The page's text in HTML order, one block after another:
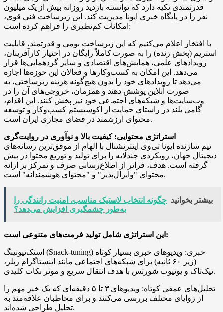
قدرتمندی تکیه دارد که توانسته بازدید روزانه بیش از یک میلیون
نفر را در پایگاه خبری ایونا مدیریت کند. این زیرساخت فنی قوی،
امکانات کم‌نظیری را فراهم کرده است:
با افتخار اعلام می‌کنیم که این زیرساخت بومی و قدرتمند، قابلیت
استریم (پخش زنده) را به صورت کاملاً رایگان در اختیار کارآفرینان،
رویدادهای علمی، همایش‌های اقتصادی و سایر گردهمایی‌ها قرار
می‌دهد. این امکان به کسب‌وکارها و فعالان این حوزه‌ها اجازه
می‌دهد تا رویدادهای خود را بدون هیچ‌گونه هزینه زیرساختی، به
صورت آنلاین پوشش دهند و همزمان، خروجی‌های آن را در
وب‌سایت‌ها و شبکه‌های اجتماعی خود نیز پخش کنند. این اقدام،
گامی بلند در راستای حمایت از اکوسیستم کسب‌وکار و توسعه
محتوای ارزشمند در فضای مجازی ایران است.
استراتژی محتوایی: کیفیت بالا و نوآوری در روایت‌گری
تیم سازنده ایونا تی‌وی اینترنشنال با الهام از موفق‌ترین رسانه‌های
دیجیتال جهان، رویکردی چندلایه را برای تولید و توزیع محتوا در پیش
گرفته است. هدف، فراتر از اطلاع‌رسانی صرف و تمرکز بر ارائه
محتوای "وایرال‌پذیر" و "محتوای هوشمندانه" است.
بیشتر بخوانید چگونه انتخاب لاستیک مناسب، امنیت رانندگی را
به‌طور چشمگیری افزایش می‌دهد؟
این استراتژی شامل تولید فرمت‌های متنوعی است:
اسنک‌تیونینگ (Snack-tuning) خبری: ویدیوهای خبری بسیار کوتاه
(زیر ۶۰ ثانیه) برای شبکه‌های اجتماعی مانند اینستاگرام ریلز،
تیک‌تاک و یوتیوب شورتس با هدف انتقال سریع و موثر نکات کلیدی.
تحلیل‌های عمقی کوتاه: ویدیوهای ۳ تا ۵ دقیقه‌ای که یک خبر مهم را
از زوایای مختلف بررسی می‌کنند و برای مخاطبان علاقه‌مند به
تحلیل طراحی شده‌اند.